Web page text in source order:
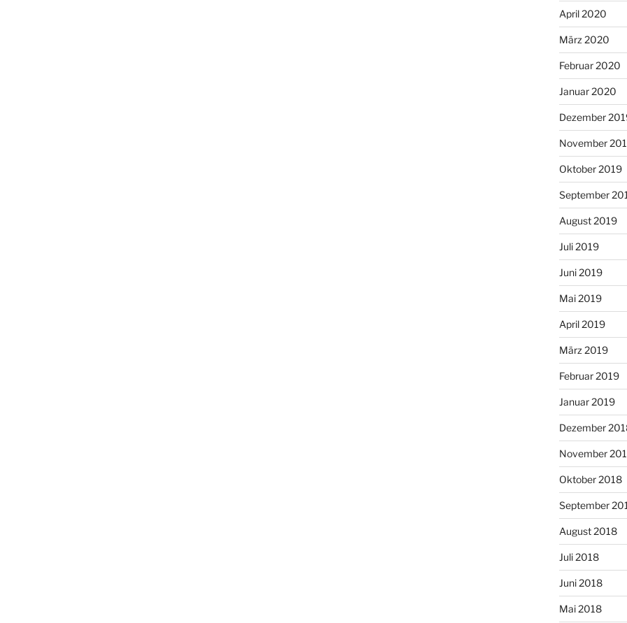
April 2020
März 2020
Februar 2020
Januar 2020
Dezember
November
Oktober 2019
September
August 2019
Juli 2019
Juni 2019
Mai 2019
April 2019
März 2019
Februar 2019
Januar 2019
Dezember
November
Oktober 2018
September
August 2018
Juli 2018
Juni 2018
Mai 2018